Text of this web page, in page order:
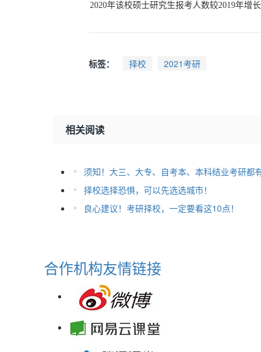
2020年该校硕士研究生报考人数较2019年增长
标签： 择校 2021考研
相关阅读
择校选择恐惧，可以先选选城市！
良心建议！考研择校，一定要看这10点！
合作机构友情链接